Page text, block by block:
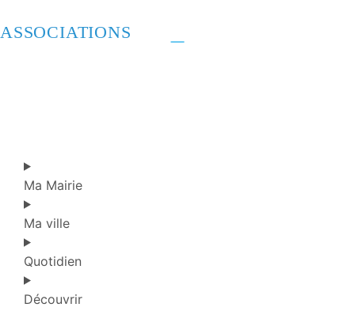
ASSOCIATIONS
Ma Mairie
Ma ville
Quotidien
Découvrir